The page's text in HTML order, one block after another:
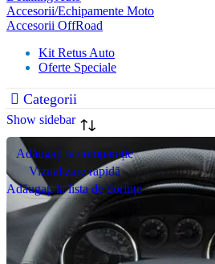
Accesorii/Echipamente Moto
Accesorii OffRoad
Kit Retus Auto
Oferte Speciale
Categorii
Show sidebar
Adăugați la comparație
Vizualizare rapidă
Adăugați la lista de dorințe